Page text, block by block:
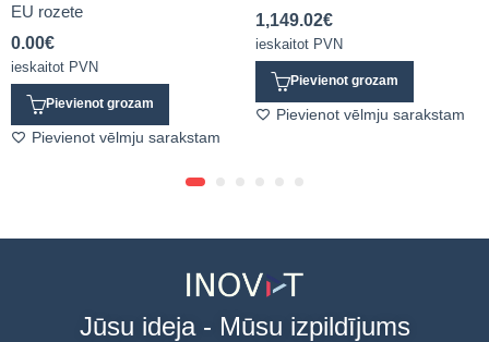
EU rozete
0.00€
ieskaitot PVN
Pievienot grozam
Pievienot vēlmju sarakstam
1,149.02€
ieskaitot PVN
Pievienot grozam
Pievienot vēlmju sarakstam
Jūsu ideja - Mūsu izpildījums